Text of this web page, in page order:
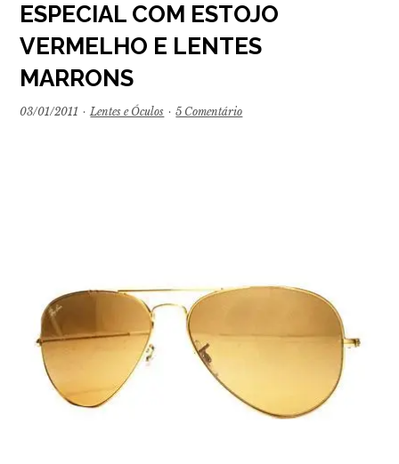
ESPECIAL COM ESTOJO
VERMELHO E LENTES
MARRONS
03/01/2011 · Lentes e Óculos · 5 Comentário